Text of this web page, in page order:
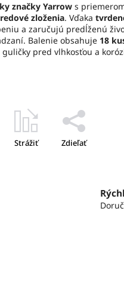
značky Yarrow s
zloženia. Vďaka
a zaručujú predĺženú
Balenie obsahuje 18
pred vlhkosťou a
Strážiť Zdieľať